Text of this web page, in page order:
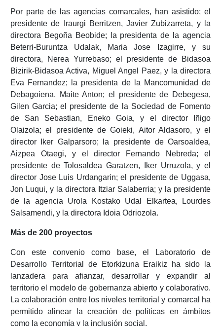
Por parte de las agencias comarcales, han asistido; el
presidente de Iraurgi Berritzen, Javier Zubizarreta, y la
directora Begoña Beobide; la presidenta de la agencia
Beterri-Buruntza Udalak, Maria Jose Izagirre, y su
directora, Nerea Yurrebaso; el presidente de Bidasoa
Bizirik-Bidasoa Activa, Miguel Angel Paez, y la directora
Eva Fernandez; la presidenta de la Mancomunidad de
Debagoiena, Maite Anton; el presidente de Debegesa,
Gilen Garcia; el presidente de la Sociedad de Fomento
de San Sebastian, Eneko Goia, y el director Iñigo
Olaizola; el presidente de Goieki, Aitor Aldasoro, y el
director Iker Galparsoro; la presidente de Oarsoaldea,
Aizpea Otaegi, y el director Fernando Nebreda; el
presidente de Tolosaldea Garatzen, Iker Urruzola, y el
director Jose Luis Urdangarin; el presidente de Uggasa,
Jon Luqui, y la directora Itziar Salaberria; y la presidente
de la agencia Urola Kostako Udal Elkartea, Lourdes
Salsamendi, y la directora Idoia Odriozola.
Más de 200 proyectos
Con este convenio como base, el Laboratorio de
Desarrollo Territorial de Etorkizuna Eraikiz ha sido la
lanzadera para afianzar, desarrollar y expandir al
territorio el modelo de gobernanza abierto y colaborativo.
La colaboración entre los niveles territorial y comarcal ha
permitido alinear la creación de políticas en ámbitos
como la economía y la inclusión social.